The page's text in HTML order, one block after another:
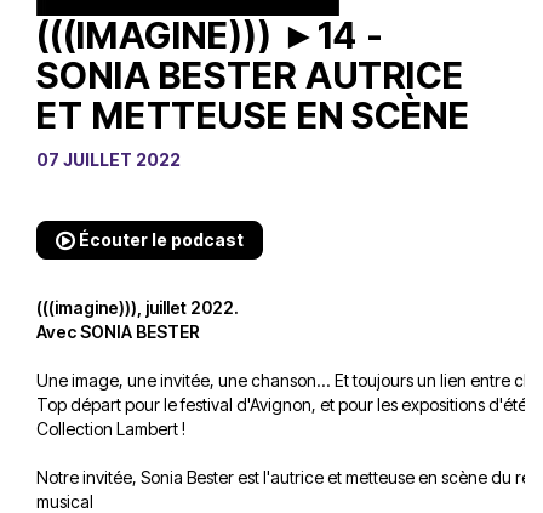
(((IMAGINE))) ►14 -
SONIA BESTER AUTRICE
ET METTEUSE EN SCÈNE
07 JUILLET 2022
Écouter le podcast
(((imagine))), juillet 2022.
Avec SONIA BESTER
Une image, une invitée, une chanson... Et toujours un lien entre
Top départ pour le festival d'Avignon, et pour les expositions d'été
Collection Lambert !
Notre invitée, Sonia Bester est l'autrice et metteuse en scène du
musical